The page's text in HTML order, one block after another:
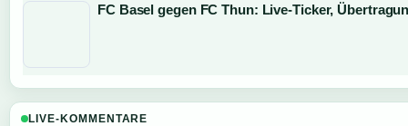
FC Basel gegen FC Thun: Live-Ticker,
LIVE-KOMMENTARE